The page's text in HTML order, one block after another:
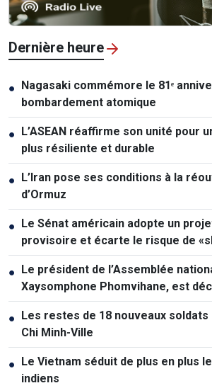
Dernière heure
● Nagasaki commémore le 81ᵉ
bombardement atomique
● L’ASEAN réaffirme son unité pour
plus résiliente et durable
● L’Iran pose ses conditions à la
d’Ormuz
● Le Sénat américain adopte un
provisoire et écarte le risque de
● Le président de l’Assemblée
Xaysomphone Phomvihane, est
● Les restes de 18 nouveaux
Chi Minh-Ville
● Le Vietnam séduit de plus en plus
indiens